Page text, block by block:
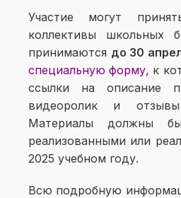
Участие могут
коллективы школьных
принимаются до 30
специальную форму, к
ссылки на описание
видеоролик и
Материалы должны
реализованными или
2025 учебном году.
Всю подробную